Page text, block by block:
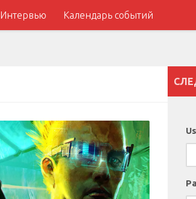
Интервью Календарь событий